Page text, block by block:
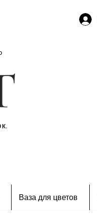
Ваза для цветов